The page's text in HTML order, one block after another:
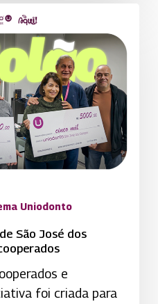
Uniodonto
São José dos
e
foi criada para